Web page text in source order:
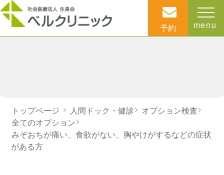
予約 menu
トップページ > 人間ドック・健診> オプション検査>
全てのオプション>
みぞおちが痛い、食欲がない、胸やけがするなどの症状
がある方